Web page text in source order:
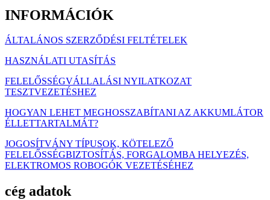
INFORMÁCIÓK
ÁLTALÁNOS SZERZŐDÉSI FELTÉTELEK
HASZNÁLATI UTASÍTÁS
FELELŐSSÉGVÁLLALÁSI NYILATKOZAT
TESZTVEZETÉSHEZ
HOGYAN LEHET MEGHOSSZABÍTANI AZ AKKUMLÁTOR
ÉLLETTARTALMÁT?
JOGOSÍTVÁNY TÍPUSOK, KÖTELEZŐ
FELELŐSSÉGBIZTOSÍTÁS, FORGALOMBA HELYEZÉS,
ELEKTROMOS ROBOGÓK VEZETÉSÉHEZ
cég adatok